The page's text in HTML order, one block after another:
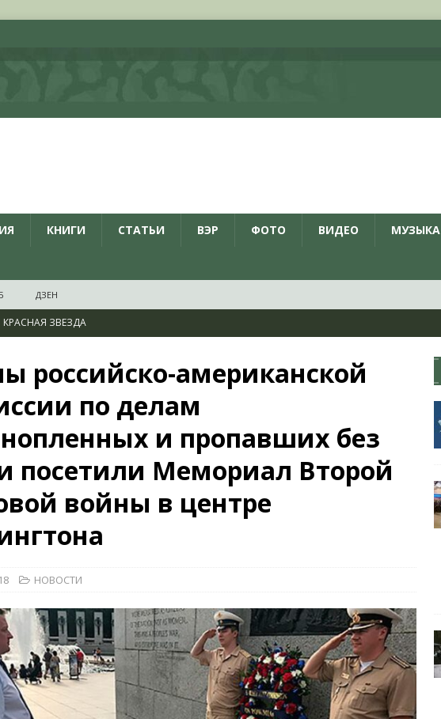
КНИГИ СТАТЬИ ВЭР ФОТО ВИДЕО МУЗЫКА
ДЗЕН
КРАСНАЯ ЗВЕЗДА
ВОЕННО-ИСТОРИЧЕСКИЙ ЖУРНАЛ
мультимедийный проект с рассекреченными документами из
создания Железнодорожных войск ВС РФ
НОВОСТИ
российско-американской
по делам
и пропавших без
посетили Мемориал Второй
войны в центре
НОВОСТИ